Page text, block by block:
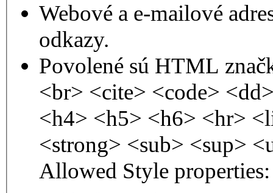
Webové a e-mailové
odkazy.
Povolené sú HTML
<br> <cite> <code>
<h4> <h5> <h6> <hr>
<strong> <sub> <sup>
Allowed Style